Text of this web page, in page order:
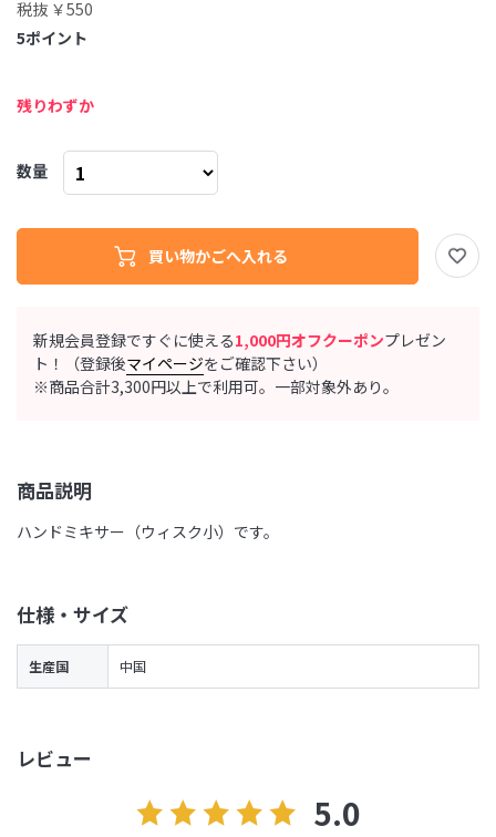
レビュー
5.0
新規会員登録ですぐに使える1,000円オフクーポンプレゼン
ト！（登録後マイページをご確認下さい）
※商品合計3,300円以上で利用可。一部対象外あり。
商品説明
ハンドミキサー（ウィスク小）です。
仕様・サイズ
生産国 中国
税抜 ￥550
ポイント
5
残りわずか
数量